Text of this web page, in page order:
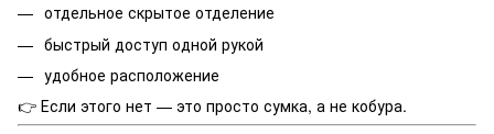
отдельное скрытое отделение
быстрый доступ одной рукой
удобное расположение
👉 Если этого нет — это просто сумка, а не кобура.